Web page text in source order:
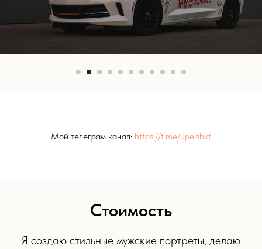
Мой телеграм канал: https://t.me/upelshxt
Стоимость
Я создаю стильные мужские портреты, делаю